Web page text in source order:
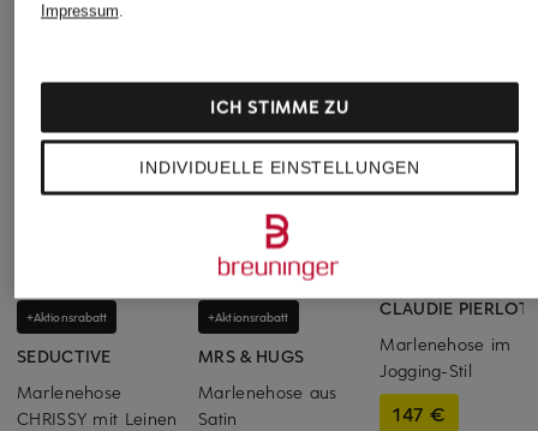
+Aktionsrabatt
SEDUCTIVE
Marlenehose
CHRISSY mit Leinen
+Aktionsrabatt
MRS & HUGS
Marlenehose aus
Satin
CLAUDIE PIERLOT
Marlenehose im
Jogging-Stil
147 €
Impressum.
INDIVIDUELLE EINSTELLUNGEN
ICH STIMME ZU